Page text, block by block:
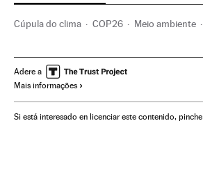
Cúpula do clima COP26 Meio ambiente
Bosques Propiedad tierra
Agenda 2030
Minorias étnicas
Adere a
Mais informações
Si está interesado en licenciar este contenido, pinche